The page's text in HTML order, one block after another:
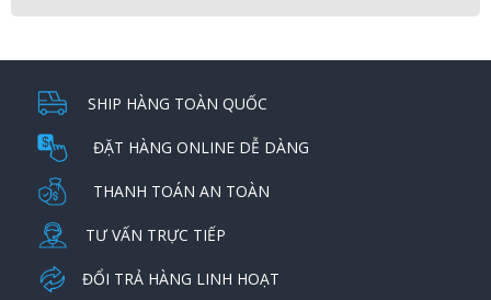
SHIP HÀNG TOÀN QUỐC
ĐẶT HÀNG ONLINE DỄ DÀNG
THANH TOÁN AN TOÀN
TƯ VẤN TRỰC TIẾP
ĐỔI TRẢ HÀNG LINH HOẠT